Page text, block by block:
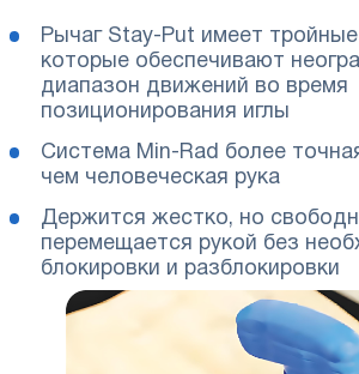
Рычаг Stay-Put имеет
которые обеспечивают
диапазон движений во время
позиционирования иглы
Система Min-Rad более
чем человеческая рука
Держится жестко, но
перемещается рукой без
блокировки и разблокировки